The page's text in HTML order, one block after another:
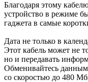
Благодаря этому
устройство в режиме
гаджета в самые
Дата не только в
Этот кабель может не
но и передавать
Обменивайтесь
со скоростью до 480